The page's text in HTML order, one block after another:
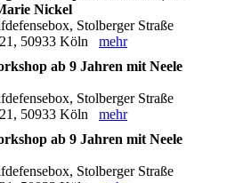
Nickel
Stolberger Straße
50933 Köln mehr
ab 9 Jahren mit Neele
Stolberger Straße
50933 Köln mehr
ab 9 Jahren mit Neele
Stolberger Straße